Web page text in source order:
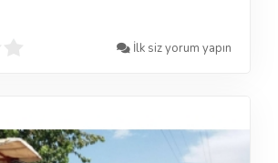
İlk siz yorum yapın